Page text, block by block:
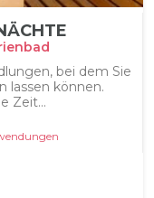
bei dem Sie
lassen können.
Zeit...